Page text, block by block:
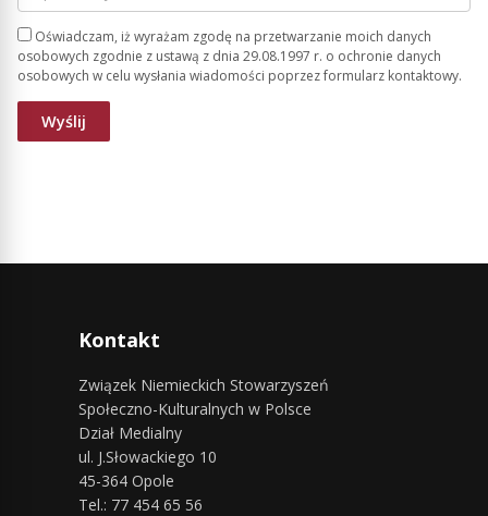
Oświadczam, iż wyrażam zgodę na przetwarzanie moich danych
osobowych zgodnie z ustawą z dnia 29.08.1997 r. o ochronie danych
osobowych w celu wysłania wiadomości poprzez formularz kontaktowy.
Kontakt
Związek Niemieckich Stowarzyszeń
Społeczno-Kulturalnych w Polsce
Dział Medialny
ul. J.Słowackiego 10
45-364 Opole
Tel.: 77 454 65 56